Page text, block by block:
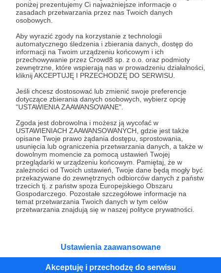
poniżej prezentujemy Ci najważniejsze informacje o
zasadach przetwarzania przez nas Twoich danych
osobowych.
Aby wyrazić zgody na korzystanie z technologii
automatycznego śledzenia i zbierania danych, dostęp do
informacji na Twoim urządzeniu końcowym i ich
przechowywanie przez Crowd8 sp. z o.o. oraz podmioty
zewnętrzne, które wspierają nas w prowadzeniu działalności,
kliknij AKCEPTUJĘ I PRZECHODZĘ DO SERWISU.
Jeśli chcesz dostosować lub zmienić swoje preferencje
dotyczące zbierania danych osobowych, wybierz opcję
"USTAWIENIA ZAAWANSOWANE".
Zgoda jest dobrowolna i możesz ją wycofać w
USTAWIENIACH ZAAWANSOWANYCH, gdzie jest także
opisane Twoje prawo żądania dostępu, sprostowania,
usunięcia lub ograniczenia przetwarzania danych, a także w
dowolnym momencie za pomocą ustawień Twojej
przeglądarki w urządzeniu końcowym. Pamiętaj, że w
zależności od Twoich ustawień, Twoje dane będą mogły być
przekazywane do zewnętrznych odbiorców danych z państw
trzecich tj. z państw spoza Europejskiego Obszaru
Gospodarczego. Pozostałe szczegółowe informacje na
temat przetwarzania Twoich danych w tym celów
przetwarzania znajdują się w naszej polityce prywatności.
Ustawienia zaawansowane
Akceptuję i przechodzę do serwisu
Jeśli masz wątpliwości, wróć do Patronite i zweryfikuj
link.
Czy na pewno chcesz kontynuować?
Tak, przejdź do strony
Kategorie
O Patronite
Dodatkowe produkty
Pomoc
RegulaminPolityka prywatnościPatronite Commons
Unia Europejska